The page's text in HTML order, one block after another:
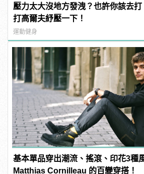
壓力太大沒地方發洩？也許你該去打
打高爾夫紓壓一下！
運動健身
基本單品穿出潮流、搖滾、印花3種
Matthias Cornilleau 的百變穿搭！